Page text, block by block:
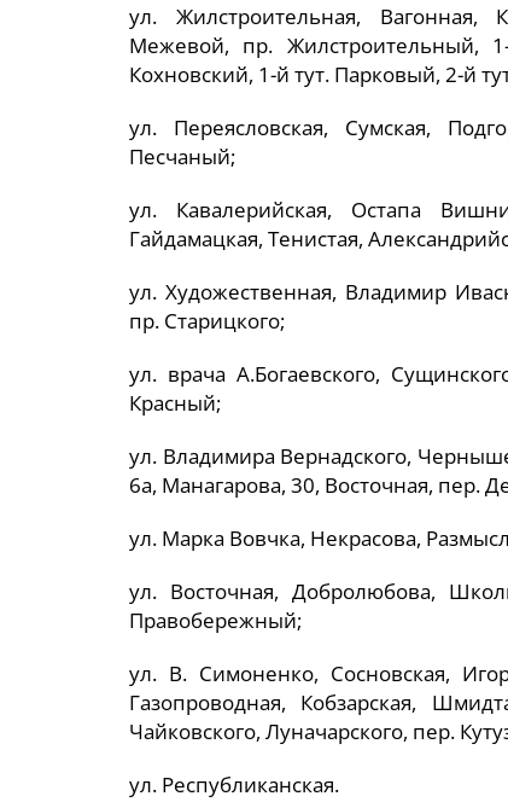
ул. Жилстроительная, Вагонная,
Межевой, пр. Жилстроительный,
Кохновский, 1-й тут. Парковый, 2-й
ул. Переясловская, Сумская,
Песчаный;
ул. Кавалерийская, Остапа
Гайдамацкая, Тенистая,
ул. Художественная, Владимир
пр. Старицкого;
ул. врача А.Богаевского,
Красный;
ул. Владимира Вернадского,
6а, Манагарова, 30, Восточная, пер.
ул. Марка Вовчка, Некрасова,
ул. Восточная, Добролюбова,
Правобережный;
ул. В. Симоненко, Сосновская,
Газопроводная, Кобзарская,
Чайковского, Луначарского, пер.
ул. Республиканская.